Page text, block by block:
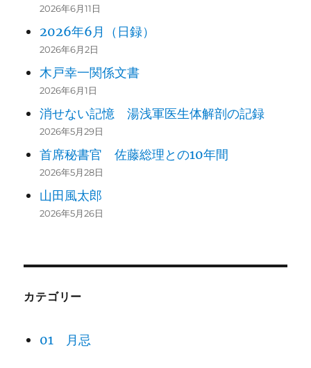
2026年6月11日
2026年6月（日録）
2026年6月2日
木戸幸一関係文書
2026年6月1日
消せない記憶 湯浅軍医生体解剖の記録
2026年5月29日
首席秘書官 佐藤総理との10年間
2026年5月28日
山田風太郎
2026年5月26日
カテゴリー
01 月忌